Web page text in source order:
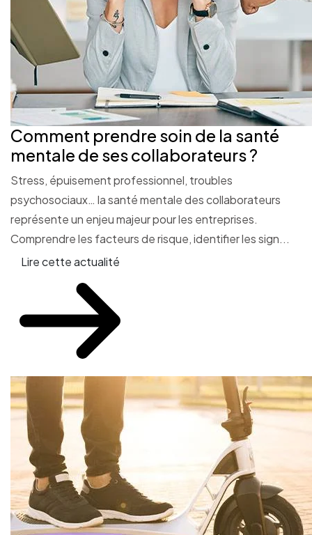
Comment prendre soin de la santé
mentale de ses collaborateurs ?
Stress, épuisement professionnel, troubles
psychosociaux… la santé mentale des collaborateurs
représente un enjeu majeur pour les entreprises.
Comprendre les facteurs de risque, identifier les sign...
Lire cette actualité